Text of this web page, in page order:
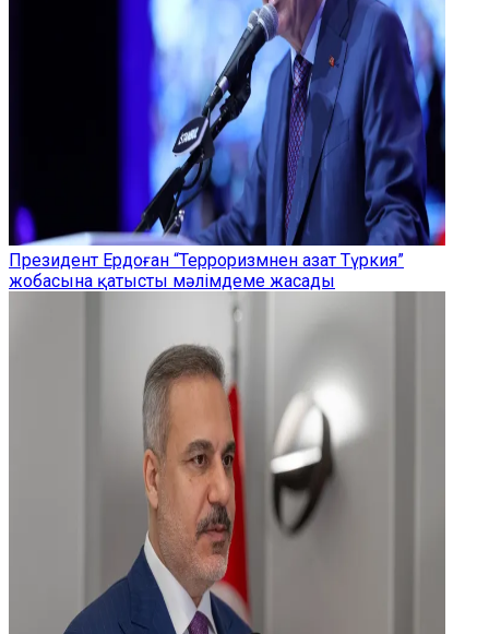
Президент Ердоған “Терроризмнен азат Түркия”
жобасына қатысты мәлімдеме жасады